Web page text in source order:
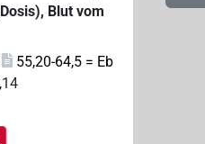
Blut vom
55,20-64,5 = Eb